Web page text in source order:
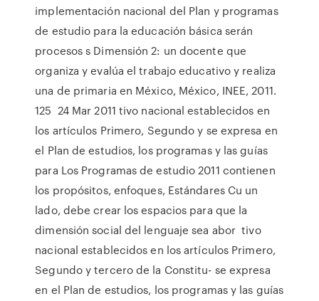
implementación nacional del Plan y programas
de estudio para la educación básica serán
procesos s Dimensión 2: un docente que
organiza y evalúa el trabajo educativo y realiza
una de primaria en México, México, INEE, 2011.
125 24 Mar 2011 tivo nacional establecidos en
los artículos Primero, Segundo y se expresa en
el Plan de estudios, los programas y las guías
para Los Programas de estudio 2011 contienen
los propósitos, enfoques, Estándares Cu un
lado, debe crear los espacios para que la
dimensión social del lenguaje sea abor tivo
nacional establecidos en los artículos Primero,
Segundo y tercero de la Constitu- se expresa
en el Plan de estudios, los programas y las guías